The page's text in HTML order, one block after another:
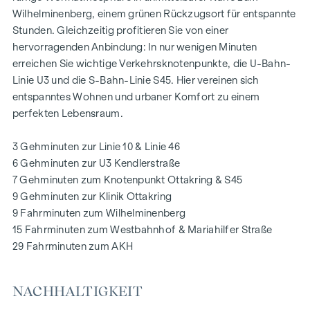
einzigartiger Rückzugsort für alle Generationen. Hier trifft
Natur auf urbanes Wohnen und schafft eine
außergewöhnliche Lebensqualität.
Die Gemeinschaftsplätze mit Bänken und Tischen laden
zum entspannten Ver-weilen ein und bieten einen
naturnahen Treffpunkt für alle Generationen. Ein
einladender Kinderspielbereich bietet unbeschwerte
Wohnanlage, sodass die Kinder sorgenfrei und sicher
spielen können. Bei der Planung wurde besonderer Wert auf
nachhaltige Materialien gelegt.
Die exklusive Nutzung durch die BewohnerInnen macht
diese Innenhof-Ruheoase zu einem besonderen Asset des
Projekts und sorgt für eine außer-gewöhnliche
Wilhelminenberg, einem grünen Rückzugsort für entspannte
Stunden. Gleichzeitig profitieren Sie von einer
hervorragenden Anbindung: In nur wenigen Minuten
erreichen Sie wichtige Verkehrsknotenpunkte, die U-Bahn-
Linie U3 und die S-Bahn-Linie S45. Hier vereinen sich
entspanntes Wohnen und urbaner Komfort zu einem
perfekten Lebensraum.
3 Gehminuten zur Linie 10 & Linie 46
6 Gehminuten zur U3 Kendlerstraße
7 Gehminuten zum Knotenpunkt Ottakring & S45
9 Gehminuten zur Klinik Ottakring
9 Fahrminuten zum Wilhelminenberg
15 Fahrminuten zum Westbahnhof & Mariahilfer Straße
29 Fahrminuten zum AKH
NACHHALTIGKEIT